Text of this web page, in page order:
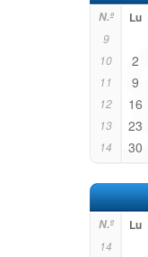
N.º Lu
9
10 2
11 9
12 16
13 23
14 30
N.º Lu
14